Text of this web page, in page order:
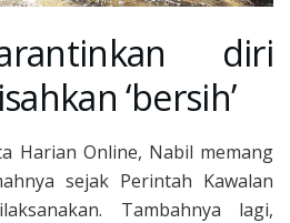
diri
‘bersih’
Harian Online, Nabil memang
sejak Perintah Kawalan
Tambahnya lagi,